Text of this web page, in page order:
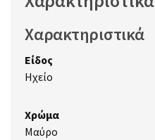
Χαρακτηριστικά
Είδος
Ηχείο
Χρώμα
Μαύρο